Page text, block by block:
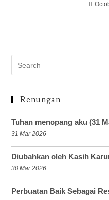
Renungan
Tuhan menopang aku (31
31 Mar 2026
Diubahkan oleh Kasih
30 Mar 2026
Perbuatan Baik Sebagai